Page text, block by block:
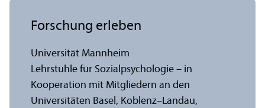
Forschung erleben
Universität Mannheim
Lehr­stühle für Sozialpsychologie – in
Kooperation mit Mitgliedern an den
Universitäten Basel, Koblenz–Landau,